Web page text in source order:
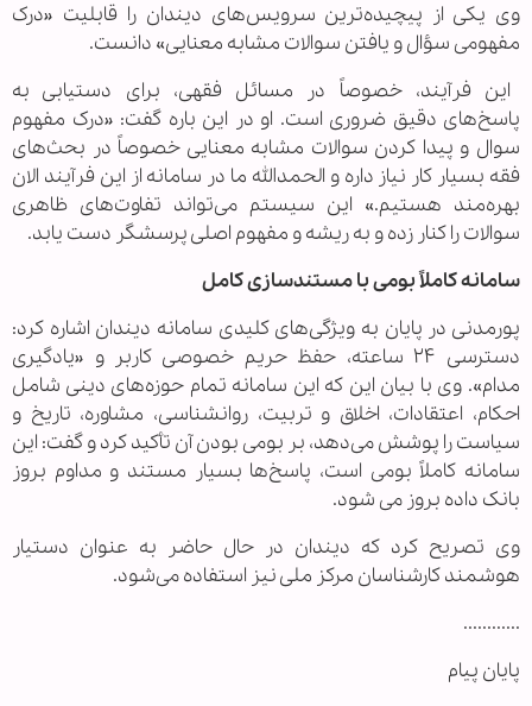
وی یکی از پیچیده‌ترین سرویس‌های دیندان را قابلیت «درک
مفهومی سؤال و یافتن سوالات مشابه معنایی» دانست.
این فرآیند، خصوصاً در مسائل فقهی، برای دستیابی به
پاسخ‌های دقیق ضروری است. او در این باره گفت: «درک مفهوم
سوال و پیدا کردن سوالات مشابه معنایی خصوصاً در بحث‌های
فقه بسیار کار نیاز داره و الحمدالله ما در سامانه از این فرآیند الان
بهره‌مند هستیم.» این سیستم می‌تواند تفاوت‌های ظاهری
سوالات را کنار زده و به ریشه و مفهوم اصلی پرسشگر دست یابد.
سامانه کاملاً بومی با مستندسازی کامل
پورمدنی در پایان به ویژگی‌های کلیدی سامانه دیندان اشاره کرد:
دسترسی ۲۴ ساعته، حفظ حریم خصوصی کاربر و «یادگیری
مدام». وی با بیان این که این سامانه تمام حوزه‌های دینی شامل
احکام، اعتقادات، اخلاق و تربیت، روانشناسی، مشاوره، تاریخ و
سیاست را پوشش می‌دهد، بر بومی بودن آن تأکید کرد و گفت: این
سامانه کاملاً بومی است، پاسخ‌ها بسیار مستند و مداوم بروز
بانک داده بروز می شود.
وی تصریح کرد که دیندان در حال حاضر به عنوان دستیار
هوشمند کارشناسان مرکز ملی نیز استفاده می‌شود.
............
پایان پیام